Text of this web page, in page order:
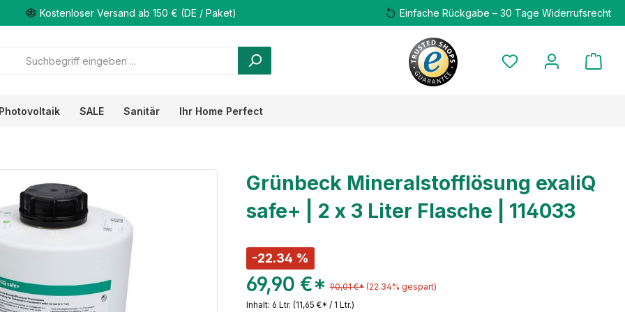
Kostenloser Versand ab 150 € (DE / Paket) Einfache Rückgabe – 30 Tage Widerrufsrecht
Photovoltaik SALE Sanitär Ihr Home Perfect
Grünbeck Mineralstofflösung exaliQ
safe+ | 2 x 3 Liter Flasche | 114033
-22.34 %
69,90 €* 90,01 €* (22.34% gespart)
Inhalt: 6 Ltr. (11,65 €* / 1 Ltr.)